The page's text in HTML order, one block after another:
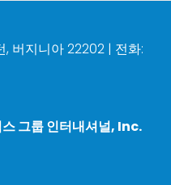
, 버지니아 22202 | 전화:
그룹 인터내셔널, Inc.